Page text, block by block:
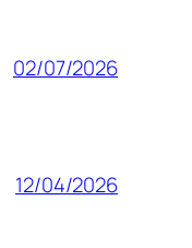
02/07/2026
12/04/2026